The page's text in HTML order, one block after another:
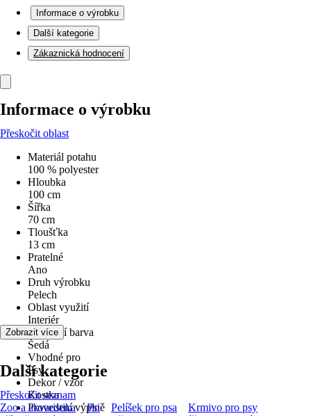
Informace o výrobku
Další kategorie
Zákaznická hodnocení
Informace o výrobku
Přeskočit oblast
Materiál potahu
100 % polyester
Hloubka
100 cm
Šířka
70 cm
Tloušťka
13 cm
Pratelné
Ano
Druh výrobku
Pelech
Oblast využití
Interiér
Základní barva
Šedá
Vhodné pro
Psy
Dekor / vzor
Kostka
Provedení výplně
Zobrazit více
Další kategorie
Přeskočit seznam
Zoo a akvaristika
Psi Pelíšek pro psa
Krmivo pro psy